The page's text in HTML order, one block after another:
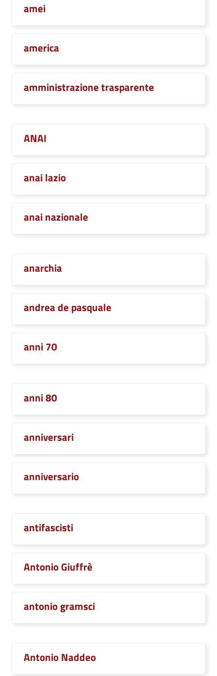
amei
america
amministrazione trasparente
ANAI
anai lazio
anai nazionale
anarchia
andrea de pasquale
anni 70
anni 80
anniversari
anniversario
antifascisti
Antonio Giuffrè
antonio gramsci
Antonio Naddeo